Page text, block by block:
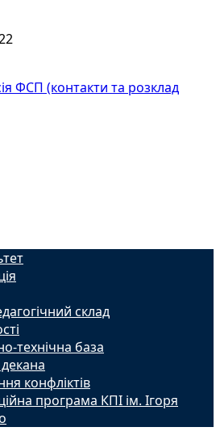
ФСП (контакти та розклад
склад
технічна база
конфліктів
програма КПІ ім. Ігоря